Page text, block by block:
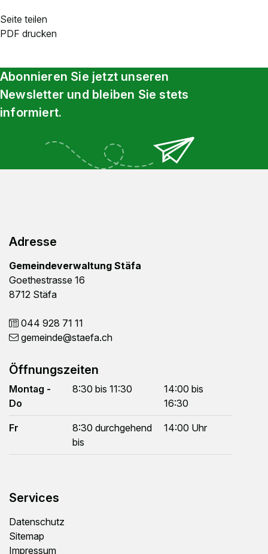
Seite teilen
PDF drucken
Abonnieren Sie jetzt unseren
Newsletter und bleiben Sie stets
informiert.
Adresse
Gemeindeverwaltung Stäfa
Goethestrasse 16
8712 Stäfa
044 928 71 11
gemeinde@staefa.ch
Öffnungszeiten
Montag -
Do
8:30 bis 11:30
14:00 bis
16:30
Fr
8:30 durchgehend
bis
14:00 Uhr
Services
Datenschutz
Sitemap
Impressum